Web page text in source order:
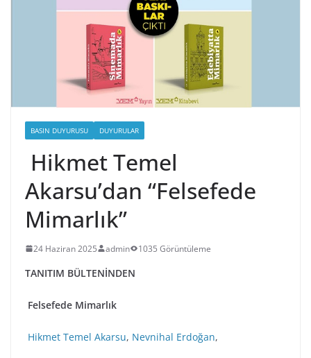
BASIN DUYURUSU DUYURULAR
Hikmet Temel
Akarsu’dan “Felsefede
Mimarlık”
24 Haziran 2025 admin 1035 Görüntüleme
TANITIM BÜLTENİNDEN
Felsefede Mimarlık
Hikmet Temel Akarsu, Nevnihal Erdoğan,